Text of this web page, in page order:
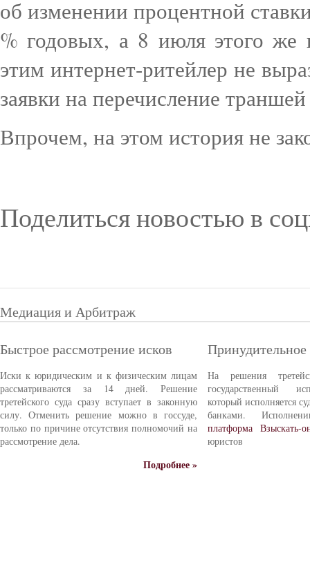
об изменении процентной
% годовых, а 8 июля этого же
этим интернет-ритейлер не
заявки на перечисление
Впрочем, на этом история не
Поделиться новостью в
Медиация и Арбитраж
Быстрое рассмотрение исков
Иски к юридическим и к физическим лицам
рассматриваются за 14 дней. Решение
третейского суда сразу вступает в законную
силу. Отменить решение можно в госсуде,
только по причине отсутствия полномочий на
рассмотрение дела.
Подробнее »
На решения
государственный
который исполняется
банками.
платформа Взыскать-
юристов